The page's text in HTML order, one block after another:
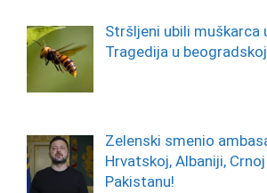
Stršljeni ubili muškarca
Tragedija u
Zelenski smenio
Hrvatskoj, Albaniji,
Pakistanu!